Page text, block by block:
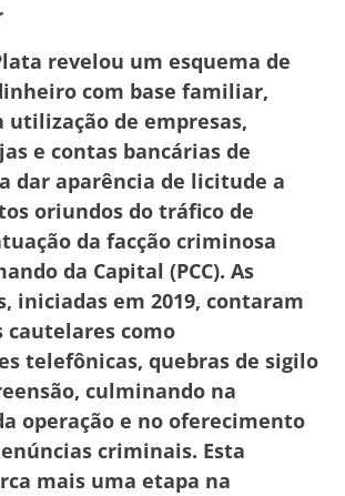
revelou um esquema de
com base familiar,
utilização de empresas,
e contas bancárias de
dar aparência de licitude a
oriundos do tráfico de
da facção criminosa
da Capital (PCC). As
iniciadas em 2019, contaram
cautelares como
telefônicas, quebras de sigilo
culminando na
operação e no oferecimento
criminais. Esta
mais uma etapa na